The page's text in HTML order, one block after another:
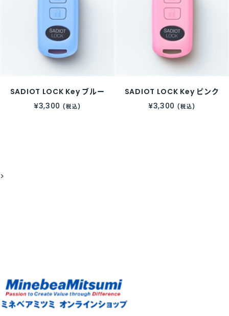
SADIOT LOCK Key ブルー
¥3,300 (税込)
SADIOT LOCK Key ピンク
¥3,300 (税込)
>